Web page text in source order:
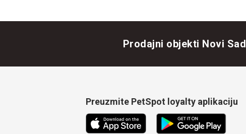
Prodajni objekti Novi Sad
Preuzmite PetSpot loyalty aplikaciju